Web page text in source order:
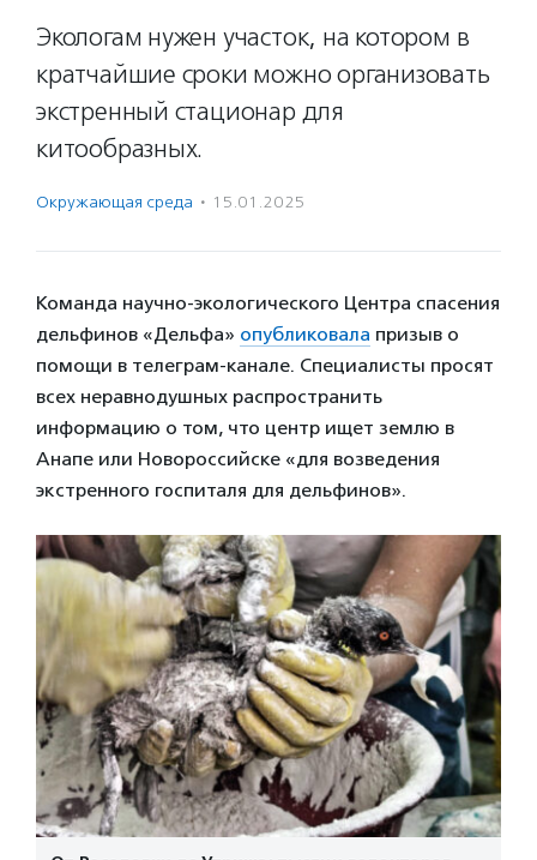
Экологам нужен участок, на котором в
кратчайшие сроки можно организовать
экстренный стационар для
китообразных.
Окружающая среда · 15.01.2025
Команда научно-экологического Центра спасения
дельфинов «Дельфа» опубликовала призыв о
помощи в телеграм-канале. Специалисты просят
всех неравнодушных распространить
информацию о том, что центр ищет землю в
Анапе или Новороссийске «для возведения
экстренного госпиталя для дельфинов».